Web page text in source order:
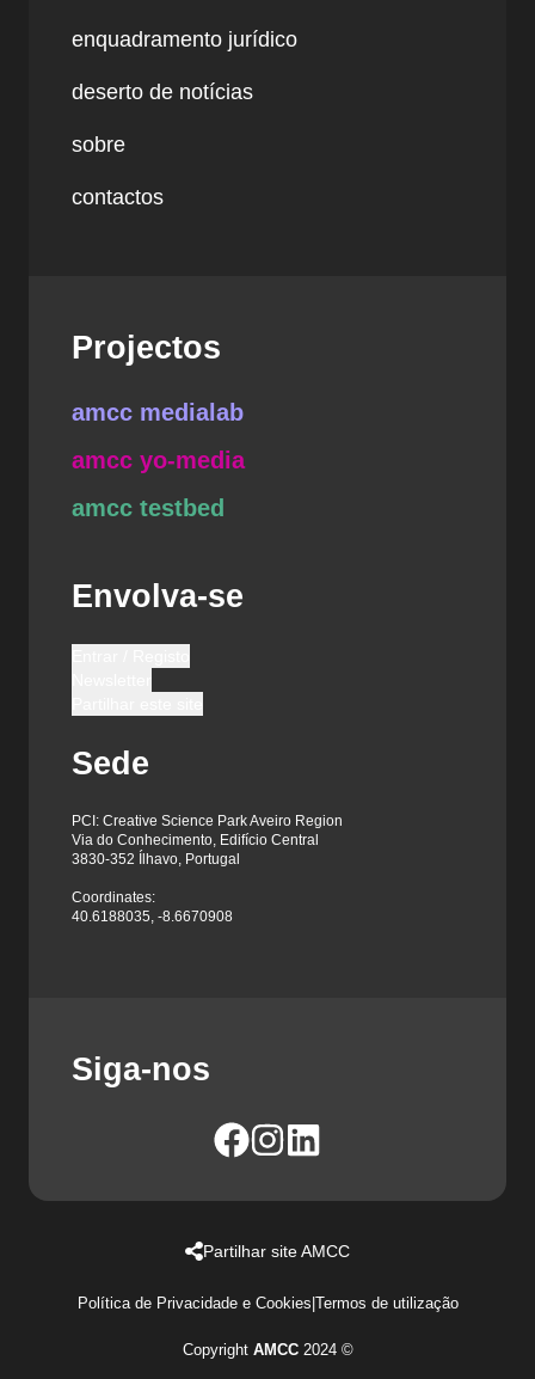
enquadramento jurídico
deserto de notícias
sobre
contactos
Projectos
amcc medialab
amcc yo-media
amcc testbed
Envolva-se
Sede
PCI: Creative Science Park Aveiro Region
Via do Conhecimento, Edifício Central
3830-352 Ílhavo, Portugal
Coordinates:
40.6188035, -8.6670908
Siga-nos
Partilhar site AMCC
Política de Privacidade e Cookies|Termos de utilização
Copyright AMCC2024 ©